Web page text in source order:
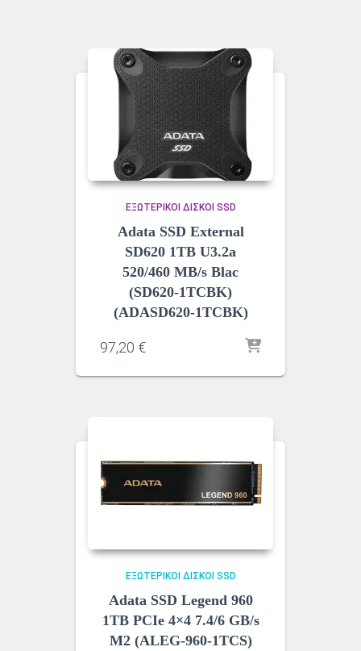
ΕΞΩΤΕΡΙΚΟΊ ΔΊΣΚΟΙ SSD
Adata SSD External
SD620 1TB U3.2a
520/460 MB/s Blac
(SD620-1TCBK)
(ADASD620-1TCBK)
97,20 €
ΕΞΩΤΕΡΙΚΟΊ ΔΊΣΚΟΙ SSD
Adata SSD Legend 960
1TB PCIe 4×4 7.4/6 GB/s
M2 (ALEG-960-1TCS)